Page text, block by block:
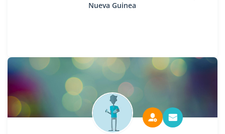
Nueva Guinea